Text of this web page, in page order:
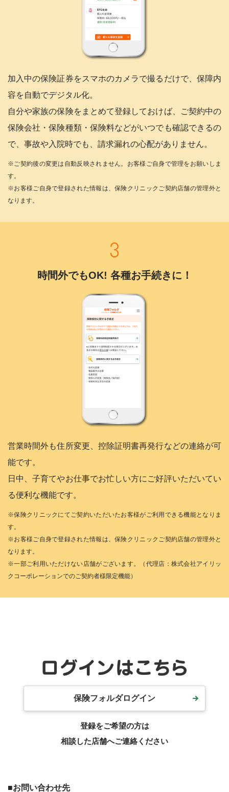
加入中の保険証券をスマホのカメラで撮るだけで、保障内
容を自動でデジタル化。
自分や家族の保険をまとめて登録しておけば、ご契約中の
保険会社・保険種類・保険料などがいつでも確認できるの
で、事故や入院時でも、請求漏れの心配がありません。
※ご契約後の変更は自動反映されません。お客様ご自身で管理をお願いしま
す。
※お客様ご自身で登録された情報は、保険クリニックご契約店舗の管理外と
なります。
時間外でもOK! 各種お手続きに！
営業時間外も住所変更、控除証明書再発行などの連絡が可
能です。
日中、子育てやお仕事でお忙しい方にご好評いただいてい
る便利な機能です。
※保険クリニックにてご契約いただいたお客様がご利用できる機能となりま
す。
※お客様ご自身で登録された情報は、保険クリニックご契約店舗の管理外と
なります。
※一部ご利用いただけない店舗がございます。（代理店：株式会社アイリッ
クコーポレーションでのご契約者様限定機能）
保険フォルダログイン
登録をご希望の方は
相談した店舗へご連絡ください
■お問い合わせ先